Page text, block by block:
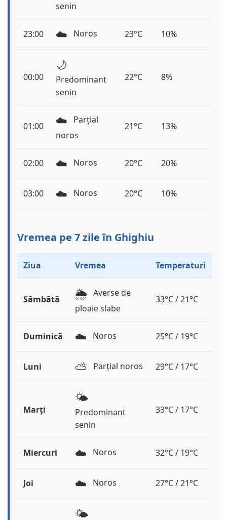
senin
23:00 ☁️ Noros 23°C 10%
00:00
🌙
Predominant
senin
22°C 8%
01:00 ☁️
Parțial
noros
21°C 13%
02:00 ☁️ Noros 20°C 20%
03:00 ☁️ Noros 20°C 10%
Vremea pe 7 zile în Ghighiu
Ziua Vremea Temperaturi
Sâmbătă 🌦️ Averse de
ploaie slabe
33°C / 21°C
Duminică ☁️ Noros 25°C / 19°C
Luni ⛅️ Parțial noros 29°C / 17°C
Marți
🌤️
Predominant
senin
33°C / 17°C
Miercuri ☁️ Noros 32°C / 19°C
Joi ☁️ Noros 27°C / 21°C
🌤️